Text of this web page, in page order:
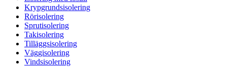
Krypgrundsisolering
Rörisolering
Sprutisolering
Takisolering
Tilläggsisolering
Väggisolering
Vindsisolering